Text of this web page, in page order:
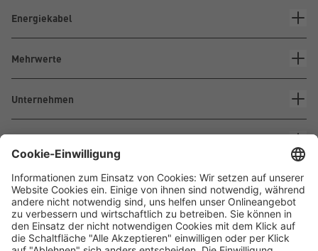
Energiekabel
Mehrwerte
Unternehmen
Waskönig+Walter